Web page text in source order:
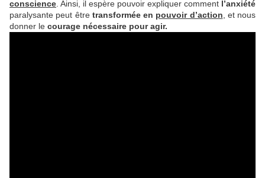
conscience . Ainsi, il espère pouvoir expliquer comment l’anxiété
paralysante peut êtretransformée en pouvoir d’action , et nous
donner le courage nécessaire pour agir.